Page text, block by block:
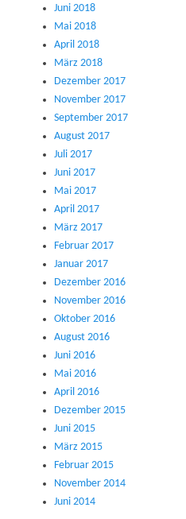
Juni 2018
Mai 2018
April 2018
März 2018
Dezember 2017
November 2017
September 2017
August 2017
Juli 2017
Juni 2017
Mai 2017
April 2017
März 2017
Februar 2017
Januar 2017
Dezember 2016
November 2016
Oktober 2016
August 2016
Juni 2016
Mai 2016
April 2016
Dezember 2015
Juni 2015
März 2015
Februar 2015
November 2014
Juni 2014